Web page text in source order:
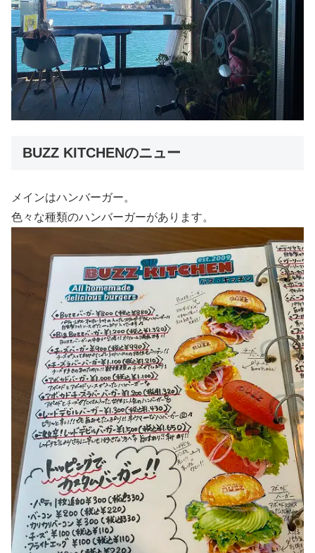
BUZZ KITCHENのニュー
メインはハンバーガー。
色々な種類のハンバーガーがあります。